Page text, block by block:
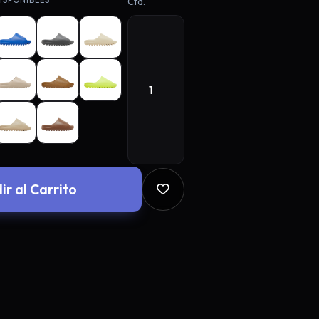
al Carrito
una tirada gratis en la